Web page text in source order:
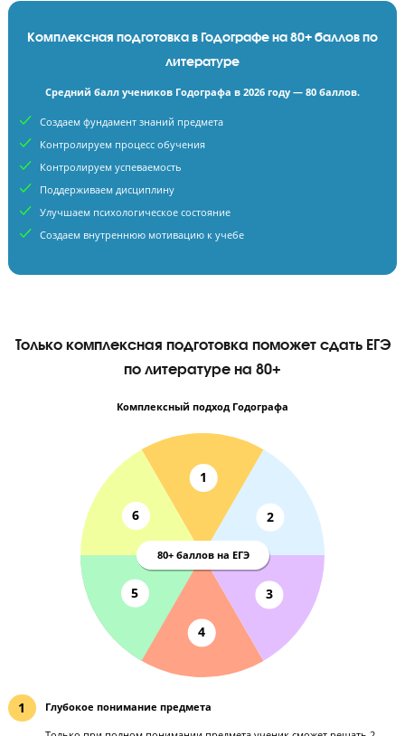
Комплексная подготовка в Годографе на 80+ баллов
Средний балл учеников Годографа в 2026 году — 80 баллов.
Поддерживаем дисциплину
Улучшаем психологическое состояние
Только комплексная подготовка поможет
по литературе на 80+
Комплексный подход Годографа
6